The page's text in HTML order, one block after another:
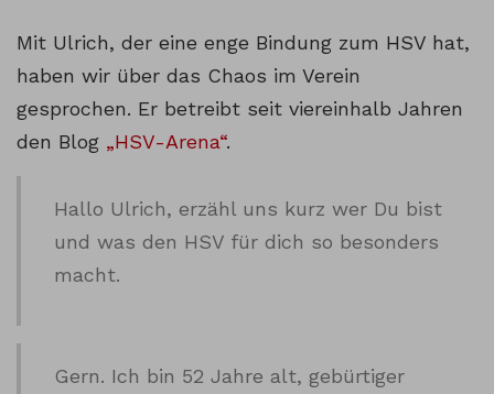
Mit Ulrich, der eine enge Bindung zum HSV hat,
haben wir über das Chaos im Verein
gesprochen. Er betreibt seit viereinhalb Jahren
den Blog „HSV-Arena“.
Hallo Ulrich, erzähl uns kurz wer Du bist
und was den HSV für dich so besonders
macht.
Gern. Ich bin 52 Jahre alt, gebürtiger